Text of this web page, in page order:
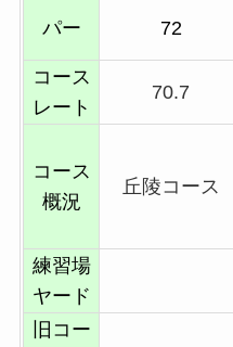
パー 72
コース
レート
70.7
コース
概況
丘陵コース
練習場
ヤード
旧コー